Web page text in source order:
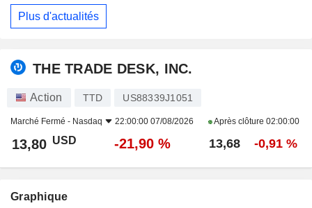
Plus d'actualités
THE TRADE DESK, INC.
Action TTD US88339J1051
Marché Fermé - Nasdaq 22:00:00 07/08/2026 Après clôture 02:00:00
13,80 USD -21,90 % 13,68 -0,91 %
Graphique